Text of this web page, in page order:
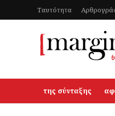
Ταυτότητα
της σύνταξης